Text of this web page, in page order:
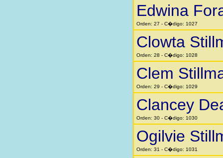
Edwina
Orden: 27 - C�digo: 1027
Clowta
Orden: 28 - C�digo: 1028
Clem
Orden: 29 - C�digo: 1029
Clancey
Orden: 30 - C�digo: 1030
Ogilvie
Orden: 31 - C�digo: 1031